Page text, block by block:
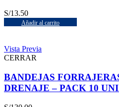
S/13.50
Añadir al carrito
Vista Previa
CERRAR
BANDEJAS
DRENAJE – PACK 10